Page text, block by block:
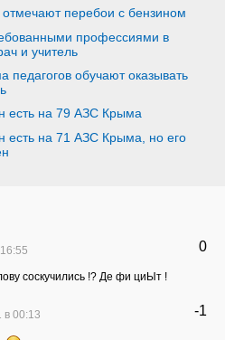
перебои с бензином
профессиями в
и учитель
педагогов обучают оказывать
есть на 79 АЗС Крыма
есть на 71 АЗС Крыма, но его
0
соскучились !? Де фи циЫт !
в 00:13 -1